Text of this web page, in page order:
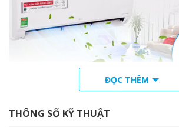
Đặc biệt, chế độ Soft Air cho phép bạn điều
ĐỌC THÊM
THÔNG SỐ KỸ THUẬT